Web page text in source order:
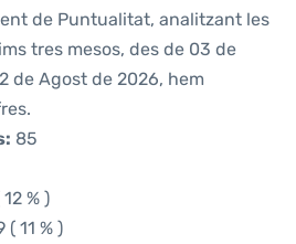
de Puntualitat, analitzant les
tres mesos, des de 03 de
de Agost de 2026, hem
85
% )
( 11 % )